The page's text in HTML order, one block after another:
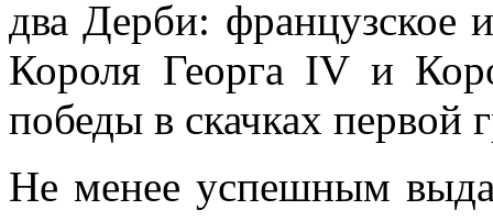
два Дерби: французское
Короля Георга IV и
победы в скачках первой
Не менее успешным